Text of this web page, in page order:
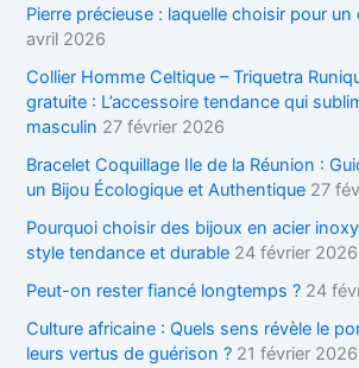
Pierre précieuse : laquelle choisir pour un
avril 2026
Collier Homme Celtique – Triquetra
gratuite : L’accessoire tendance qui
masculin 27 février 2026
Bracelet Coquillage Ile de la Réunion :
un Bijou Écologique et Authentique 27
Pourquoi choisir des bijoux en acier
style tendance et durable 24 février 2026
Peut-on rester fiancé longtemps ? 24
Culture africaine : Quels sens révèle le
leurs vertus de guérison ? 21 février 2026